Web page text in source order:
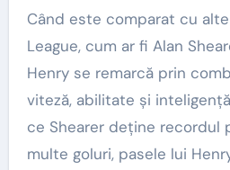
Când este comparat cu
League, cum ar fi Alan
Henry se remarcă prin
viteză, abilitate și
ce Shearer deține recordul
multe goluri, pasele lui